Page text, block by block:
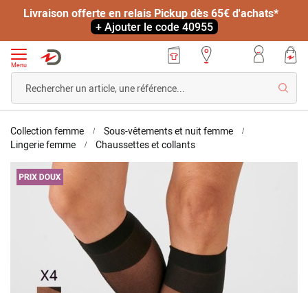
Livraison offerte en relais Pickup dès 65€ d'achats*
+ Ajouter le code 40955
Menu
Accueil
Collection femme
Sous-vêtements et nuit femme
Lingerie femme
Chaussettes et collantsLot
paires
mi-
mousse
20D.
Skip